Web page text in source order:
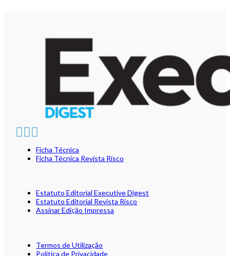
Ficha Técnica
Ficha Técnica Revista Risco
Estatuto Editorial Executive Digest
Estatuto Editorial Revista Risco
Assinar Edição Impressa
Termos de Utilização
Política de Privacidade